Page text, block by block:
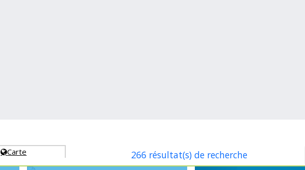
Carte 266 résultat(s) de recherche